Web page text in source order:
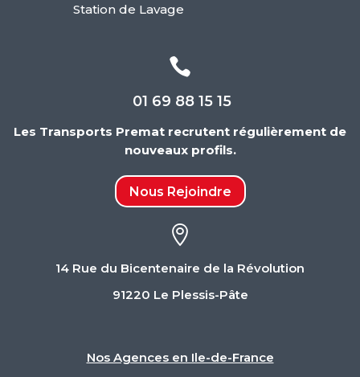
Station de Lavage

01 69 88 15 15
Les Transports Premat recrutent régulièrement de
nouveaux profils.
Nous Rejoindre

14 Rue du Bicentenaire de la Révolution
91220 Le Plessis-Pâte
Nos Agences en Ile-de-France